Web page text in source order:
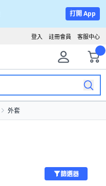
打開 App
客服中心
註冊會員
登入
外套
篩選器